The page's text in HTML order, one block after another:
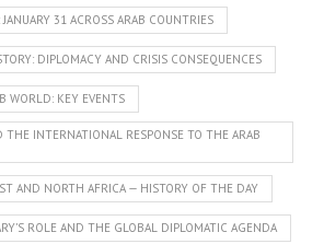
31 ACROSS ARAB COUNTRIES
DIPLOMACY AND CRISIS CONSEQUENCES
WORLD: KEY EVENTS
THE INTERNATIONAL RESPONSE TO THE ARAB
AND NORTH AFRICA — HISTORY OF THE DAY
ROLE AND THE GLOBAL DIPLOMATIC AGENDA